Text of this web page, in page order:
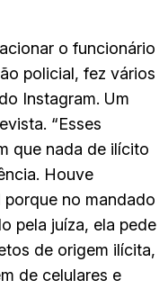
o funcionário
policial, fez vários
Instagram. Um
“Esses
que nada de ilícito
Houve
no mandado
pela juíza, ela pede
de origem ilícita,
de celulares e